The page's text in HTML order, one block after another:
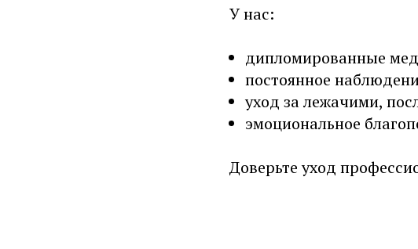
У нас:
дипломированные
постоянное
уход за лежачими,
эмоциональное
Доверьте уход